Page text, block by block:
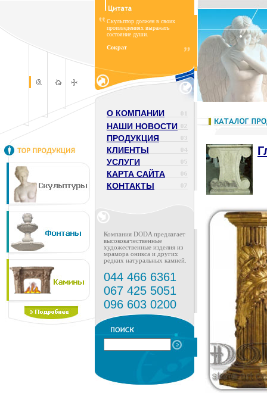
Скульптор должен в своих
произведениях выражать
состояние души.
Сократ
О КОМПАНИИ
НАШИ НОВОСТИ
ПРОДУКЦИЯ
КЛИЕНТЫ
УСЛУГИ
КАРТА САЙТА
КОНТАКТЫ
Компания DODA предлагает
высококачественные
художественные изделия из
мрамора оникса и других
редких натуральных камней.
044 466 6361
067 425 5051
096 603 0200